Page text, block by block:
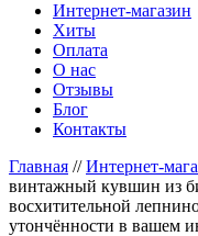
Интернет-магазин
Хиты
Оплата
О нас
Отзывы
Блог
Контакты
Главная //Интернет-
винтажный кувшин из
восхитительной
утончённости в вашем